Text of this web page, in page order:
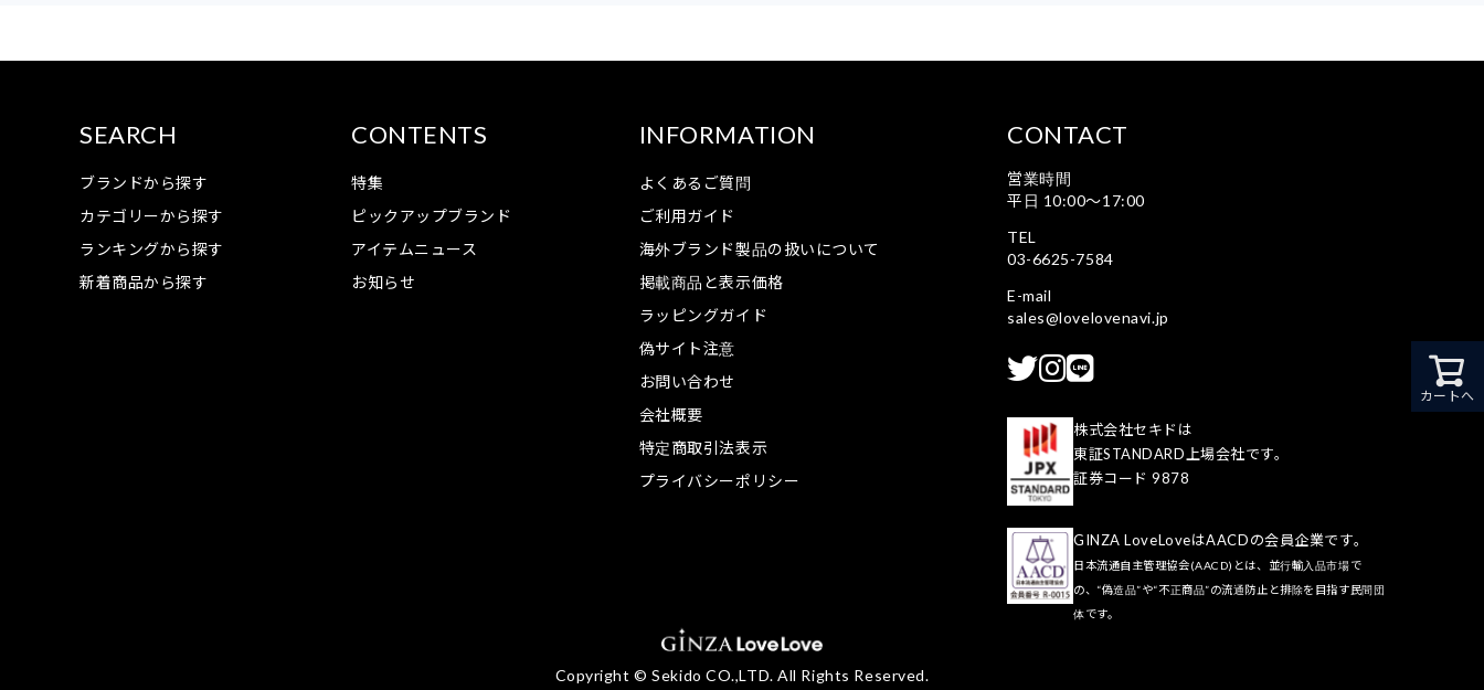
カートへ
SEARCH
ブランドから探す
カテゴリーから探す
ランキングから探す
新着商品から探す
CONTENTS
特集
ピックアップブランド
アイテムニュース
お知らせ
INFORMATION
よくあるご質問
ご利用ガイド
海外ブランド製品の扱いについて
掲載商品と表示価格
ラッピングガイド
偽サイト注意
お問い合わせ
会社概要
特定商取引法表示
プライバシーポリシー
CONTACT
営業時間
平日 10:00〜17:00
TEL
03-6625-7584
E-mail
sales@lovelovenavi.jp
株式会社セキドは
東証STANDARD上場会社です。
証券コード 9878
GINZA LoveLoveはAACDの会員企業です。
日本流通自主管理協会(AACD)とは、並行輸入品市場で
の、“偽造品”や“不正商品”の流通防止と排除を目指す民間団
体です。
Copyright © Sekido CO.,LTD. All Rights Reserved.